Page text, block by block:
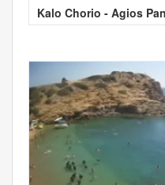
Kalo Chorio - Agios